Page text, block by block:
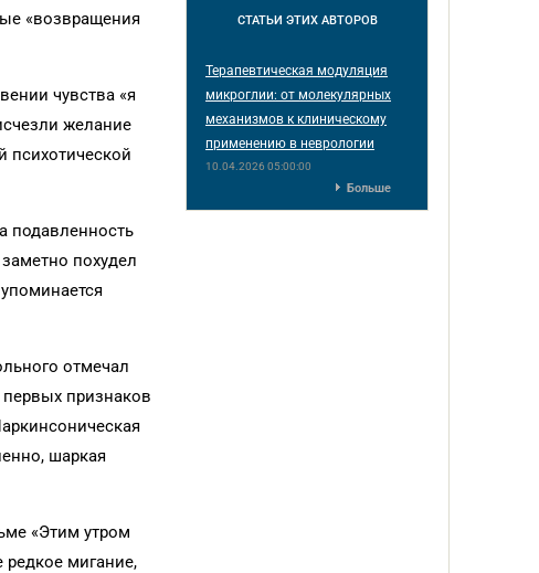
«возвращения
чувства «я
желание
психотической
подавленность
похудел
отмечал
первых признаков
шаркая
«Этим утром
мигание,
СТАТЬИ ЭТИХ АВТОРОВ
Терапевтическая модуляция
микроглии: от молекулярных
механизмов к клиническому
применению в неврологии
10.04.2026 05:00:00
Больше